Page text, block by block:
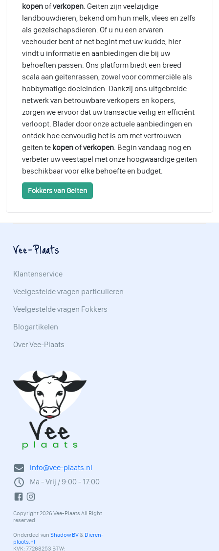
kopen ofverkopen. Geiten zijn veelzijdige
landbouwdieren, bekend om hun melk, vlees en zelfs
als gezelschapsdieren. Of u nu een ervaren
veehouder bent of net begint met uw kudde, hier
vindt u informatie en aanbiedingen die bij uw
behoeften passen. Ons platform biedt een breed
scala aan geitenrassen, zowel voor commerciële als
hobbymatige doeleinden. Dankzij ons uitgebreide
netwerk van betrouwbare verkopers en kopers,
zorgen we ervoor dat uw transactie veilig en efficiënt
verloopt. Blader door onze actuele aanbiedingen en
ontdek hoe eenvoudig het is om met vertrouwen
geiten te kopen ofverkopen. Begin vandaag nog en
verbeter uw veestapel met onze hoogwaardige geiten
beschikbaar voor elke behoefte en budget.
Fokkers van Geiten
info@vee-plaats.nl
Ma - Vrij / 9:00 - 17:00
Copyright 2026 Vee-Plaats All Right
reserved
Onderdeel van Shadow BV& Dieren-
plaats.nl
KVK: 77268253 BTW:
Vee-Plaats
Klantenservice
Veelgestelde vragen particulieren
Veelgestelde vragen Fokkers
Blogartikelen
Over Vee-Plaats